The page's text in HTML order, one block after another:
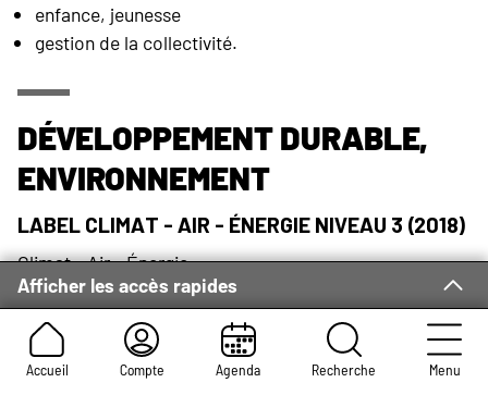
Accueil Compte Agenda Recherche Menu
Afficher les accès rapides
enfance, jeunesse
gestion de la collectivité.
Développement durable,
environnement
Label Climat - Air - Énergie niveau 3 (2018)
Climat - Air - Énergie
récompense les
collectivités pour la mise en
œuvre d’une politique
climat/air/énergie
ambitieuse.